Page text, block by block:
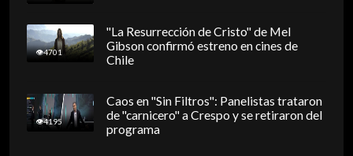
4701
"La Resurrección de Cristo" de Mel
Gibson confirmó estreno en cines de
Chile
4195
Caos en "Sin Filtros": Panelistas trataron
de "carnicero" a Crespo y se retiraron del
programa